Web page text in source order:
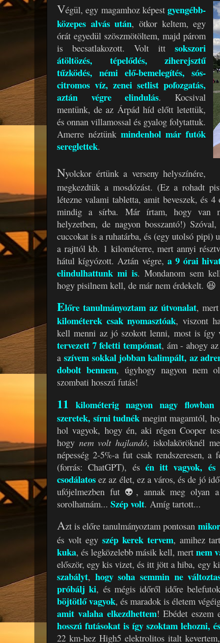
Végül, egy magamhoz képestgyengébb-
közepes alvás után, ötkor keltem, egy
órát egyedül szöszmötöltem, majd párom
is becsatlakozott. Volt ittsokszori
átöltözés, tépelődés, ziherejsztű
tűzködés, némi elő-bemelegítés, sós-
citromos víz, zenei setlist pofozgatás,
aztán végre elindulás. Kocsival
mentünk, de az Árpád híd előtt letettük,
és onnan villamossal és gyalog folytattuk.
Amerre néztünkmindenhol már futók
sereglettek.
Nyolckor értünk a verseny helyszínére,
megkezdtük a mosdózást. (Ez a rohadt
létezne valami tabletta, amit beveszek, és
mindig a sírba. Már írtam, hogy van
helyzetben, de nagyon bosszantó!)
cuccokat is a ruhatárba, és (egy utolsó pipi)
a rajttól kb. 1 kilométerre, mert annyi
hátul kígyózott. Aztán végre, a 9 órai
elindulhattunk mi is. Mondanom sem
hogy pisilnem kell, de már nem érdekelt. 😆
Előre tanulmányoztam az útvonalat,
kilométerek csak nyomasztóak, viszont
kell menni az jó szokott lenni, most is
tervezett 7 feletti tempómat, ám - ahogy
aszívem sokkal jobban kalimpált, az
dobolt bennem, úgyhogy nagyon nem
szombati hosszú futás!
11 kilométerig nagyon nagy flowban
szeretek, sírni tudnék megint magamtól,
hol vagyok, hogy én, aki régen Cooper
hogy nem volt hajlandó, iskolaköröknél
népesség 2-5%-a fut csak rendszeresen, a
(forrás: ChatGPT), és én itt vagyok, és
csodálatos ez az élet, ez a város, és de jó
ufójelmezben fut 👽, annak meg olyan
sorolhatnám... Szép volt. Amíg tartott...
Azt is előre tanulmányoztam pontosan
és volt egy szép kerek tervem, amihez
kuka, és legközelebb másik kell, mert nem
először, egy kis vizet, és itt jött a hiba, egy
szabályt, hogy soha semmin ne
próbálj ki, és mégis időről időre
böjtötlő vagyok, és maradok is életem
amit valaha elkezdhettem! Ebédet
hosszú futásokat is így szoktam lehozni,
22 km-hez High5 elektrolitos italt